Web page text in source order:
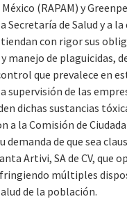
(RAPAM) y
Secretaría de Salud y a la
con rigor sus
manejo de plaguicidas,
que prevalece en
supervisión de las
dichas sustancias
a la Comisión de
demanda de que sea
Artivi, SA de CV, que
múltiples
de la población.